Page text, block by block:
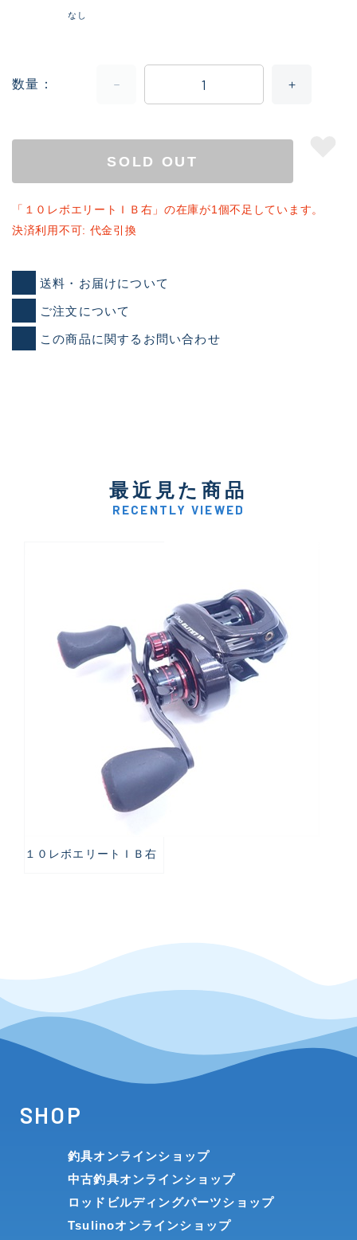
なし
数量
SOLD OUT
「１０レボエリートＩＢ右」の在庫が1個不足しています。
決済利用不可: 代金引換
送料・お届けについて
ご注文について
この商品に関するお問い合わせ
最近見た商品
RECENTLY VIEWED
１０レボエリートＩＢ右
SHOP
釣具オンラインショップ
中古釣具オンラインショップ
ロッドビルディングパーツショップ
Tsulinoオンラインショップ